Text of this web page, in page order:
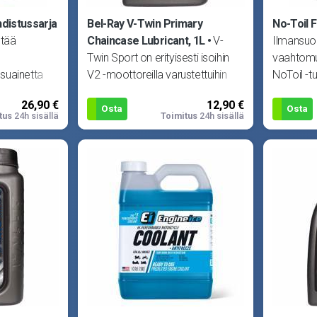
26,90 €
24h sisällä
Bel-Ray V-Twin Primary
Chaincase Lubricant, 1L
V-
Twin Sport on erityisesti isoihin
V2 -moottoreilla varustettuihin
ketjukoteloöljy. API S
Osta 12,90 €
Toimitus24h sisällä
No-Toil
NoToil -
Osta